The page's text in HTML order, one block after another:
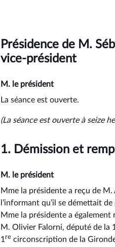
Présidence de M.
vice-président
M. le président
La séance est ouverte.
(La séance est ouverte à seize
1. Démission et
M. le président
Mme la présidente a reçu de
l’informant qu’il se démettait
Mme la présidente a également
M. Olivier Falorni, député de la 1
1 re circonscription de la